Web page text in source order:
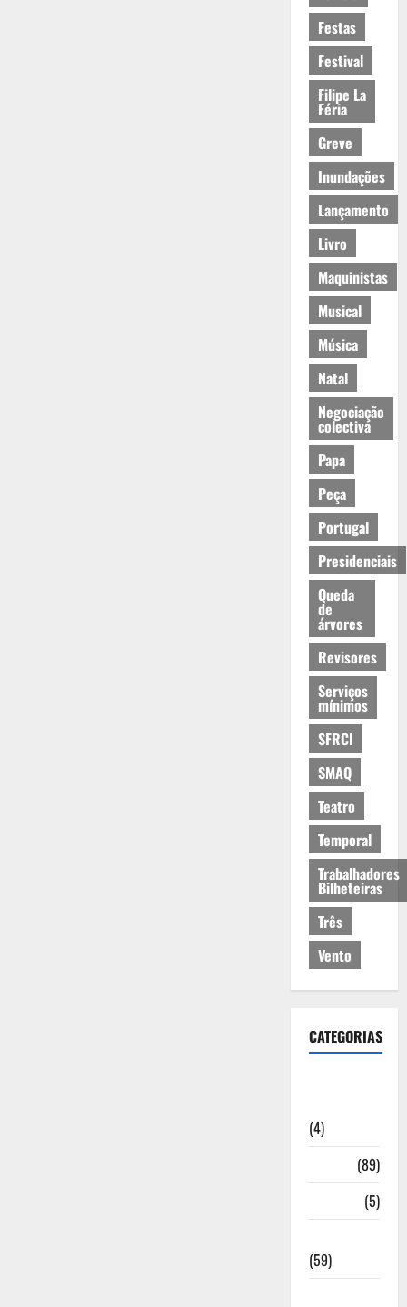
Festas
Festival
Filipe La
Féria
Greve
Inundações
Lançamento
Livro
Maquinistas
Musical
Música
Natal
Negociação
colectiva
Papa
Peça
Portugal
Presidenciais
Queda
de
árvores
Revisores
Serviços
mínimos
SFRCI
SMAQ
Teatro
Temporal
Trabalhadores
Bilheteiras
Três
Vento
CATEGORIAS
(4)
(89)
(5)
(59)